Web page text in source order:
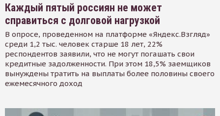
Каждый пятый россиян не может
справиться с долговой нагрузкой
В опросе, проведенном на платформе «Яндекс.Взгляд»
среди 1,2 тыс. человек старше 18 лет, 22%
респондентов заявили, что не могут погашать свои
кредитные задолженности. При этом 18,5% заемщиков
вынуждены тратить на выплаты более половины своего
ежемесячного доход